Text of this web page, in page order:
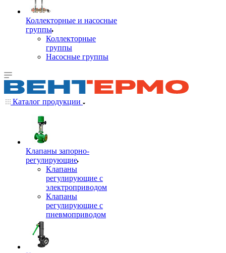
Коллекторные и насосные
группы
Коллекторные
группы
Насосные группы
Каталог продукции
Клапаны запорно-
регулирующие
Клапаны
регулирующие с
электроприводом
Клапаны
регулирующие с
пневмоприводом